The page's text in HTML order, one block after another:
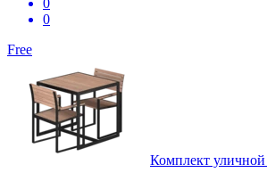
0
Free
Комплект